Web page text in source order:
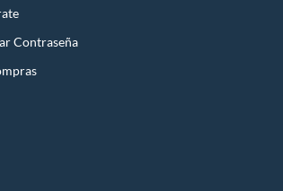
Contraseña